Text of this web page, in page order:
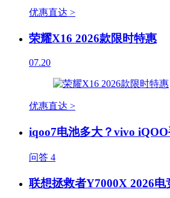
优惠直达 >
荣耀X16 2026款限时特惠
07.20
优惠直达 >
iqoo7电池多大？vivo
问答 4
联想拯救者Y7000X 2026电